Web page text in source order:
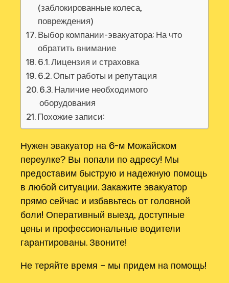
(заблокированные колеса‚
повреждения)
Выбор компании-эвакуатора: На что
обратить внимание
6.1. Лицензия и страховка
6.2. Опыт работы и репутация
6.3. Наличие необходимого
оборудования
Похожие записи:
Нужен эвакуатор на 6-м Можайском
переулке? Вы попали по адресу! Мы
предоставим быструю и надежную помощь
в любой ситуации. Закажите эвакуатор
прямо сейчас и избавьтесь от головной
боли! Оперативный выезд‚ доступные
цены и профессиональные водители
гарантированы. Звоните!
Не теряйте время – мы придем на помощь!